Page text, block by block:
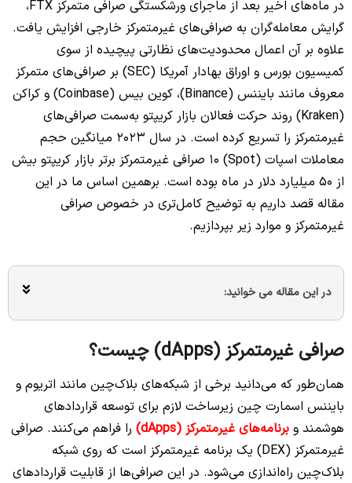
در ماه‌های اخیر بعد از ماجرای ورشکستگی صرافی متمرکز FTX،
گرایش معامله‌گران به صرافی‌های غیرمتمرکز خارجی افزایش یافت.
علاوه بر آن اعمال محدودیت‌های نظارتی پیچیده از سوی
کمیسیون بورس و اوراق بهادار آمریکا (SEC) بر صرافی‌های متمرکز
معروف مانند بایننس (Binance)، کوین بیس (Coinbase) و کراکن
(Kraken) روند حرکت فعالان بازار کریپتو به‌سمت صرافی‌های
غیرمتمرکز را تسریع کرده است. در سال 2023 میانگین حجم
معاملات اسپات (Spot) 10 صرافی غیرمتمرکز برتر بازار کریپتو بیش
از 50 میلیارد دلار در ماه بوده است. برهمین اساس ما در این
مقاله قصد داریم به توضیح کامل‌تری در خصوص صرافی
غیرمتمرکز و موارد زیر بپردازیم.
در این مقاله می خوانید:
صرافی غیرمتمرکز (dApps) چیست؟
همان‌طور که می‌دانید برخی از شبکه‌های بلاک‌چین مانند اتریوم و
بایننس اسمارت چین زیرساخت لازم برای توسعه قراردادهای
هوشمند و برنامه‌های غیرمتمرکز (dApps)
را فراهم می‌کنند. صرافی
غیرمتمرکز (DEX) یک برنامه غیرمتمرکز است که روی شبکه
بلاک‌چین راه‌اندازی می‌شود. در این صرافی‌ها از قابلیت قراردادهای